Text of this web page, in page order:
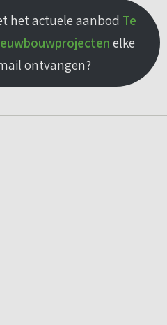
het actuele aanbod Te
elke
ontvangen?